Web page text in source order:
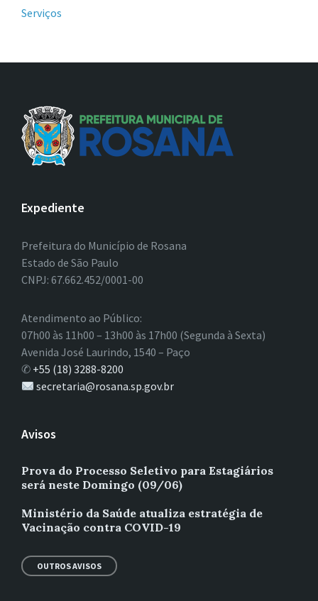
Serviços
Expediente
Prefeitura do Município de Rosana
Estado de São Paulo
CNPJ: 67.662.452/0001-00
Atendimento ao Público:
07h00 às 11h00 – 13h00 às 17h00 (Segunda à Sexta)
Avenida José Laurindo, 1540 – Paço
✆ +55 (18) 3288-8200
secretaria@rosana.sp.gov.br
Avisos
Prova do Processo Seletivo para Estagiários
será neste Domingo (09/06)
Ministério da Saúde atualiza estratégia de
Vacinação contra COVID-19
OUTROS AVISOS